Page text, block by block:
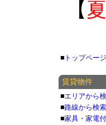
【
■ トップページ
賃貸物件
■エリアから
■路線から検索
■家具・家電